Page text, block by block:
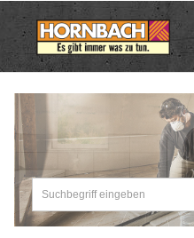
Pressemitteilungen
Downloads